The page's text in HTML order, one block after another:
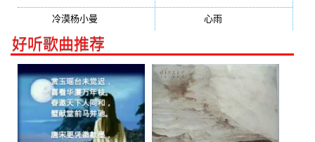
冷漠杨小曼 心雨(232)
好听歌曲推荐